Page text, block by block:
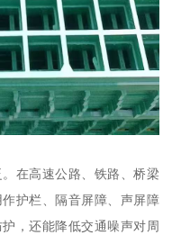
在高速公路、铁路、桥梁
护栏、隔音屏障、声屏障
，还能降低交通噪声对周